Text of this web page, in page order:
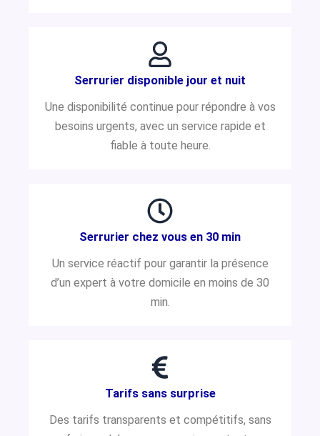
Serrurier disponible jour et nuit
Une disponibilité continue pour répondre à vos
besoins urgents, avec un service rapide et
fiable à toute heure.
Serrurier chez vous en 30 min
Un service réactif pour garantir la présence
d’un expert à votre domicile en moins de 30
min.
Tarifs sans surprise
Des tarifs transparents et compétitifs, sans